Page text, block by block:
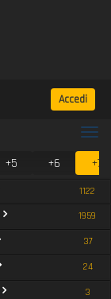
Accedi
+5 +6 +7
1122
1959
37
24
3